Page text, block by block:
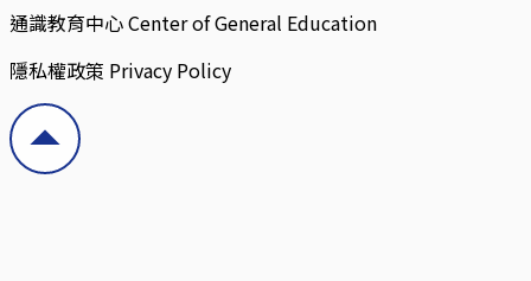
通識教育中心 Center of General Education
隱私權政策 Privacy Policy